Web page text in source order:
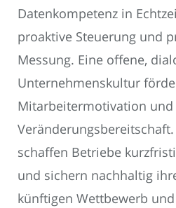
Datenkompetenz in
proaktive Steuerung und
Messung. Eine offene,
Unternehmenskultur
Mitarbeitermotivation und
schaffen Betriebe
und sichern nachhaltig
künftigen Wettbewerb